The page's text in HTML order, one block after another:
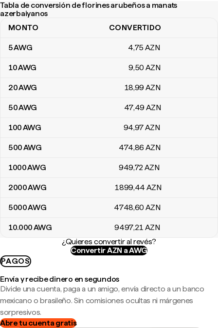
Tabla de conversión de florines arubeños a manats
azerbaiyanos
Tabla de conversión de florines arubeños a manats azerbaiyanos
MONTO CONVERTIDO
5AWG 4,75 AZN
10AWG 9,50 AZN
20AWG 18,99 AZN
50AWG 47,49 AZN
100AWG 94,97AZN
500AWG 474,86 AZN
1000AWG 949,72AZN
2000AWG 1899,44 AZN
5000AWG 4748,60 AZN
10.000AWG 9497,21 AZN
¿Quieres convertir al revés?
Convertir AZN a AWG
PAGOS
Envía y recibe dinero en segundos
Divide una cuenta, paga a un amigo, envía directo a un banco
mexicano o brasileño. Sin comisiones ocultas ni márgenes
sorpresivos.
Abre tu cuenta gratis